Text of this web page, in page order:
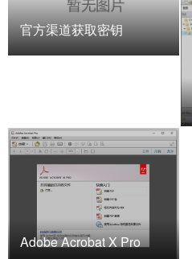
官方渠道获取密钥
Adobe Acrobat X Pro